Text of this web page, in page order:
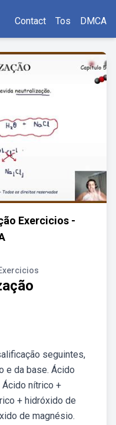
Contact Tos DMCA
Exercicios -
seguintes,
e da base. Ácido
nítrico +
+ hidróxido de
de magnésio.